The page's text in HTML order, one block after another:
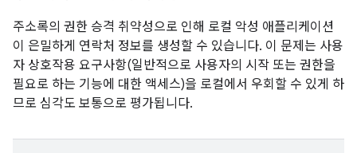
주소록의 권한 승격 취약성으로 인해 로컬 악성 애플리케이션
이 은밀하게 연락처 정보를 생성할 수 있습니다. 이 문제는 사용
자 상호작용 요구사항(일반적으로 사용자의 시작 또는 권한을
필요로 하는 기능에 대한 액세스)을 로컬에서 우회할 수 있게 하
므로 심각도 보통으로 평가됩니다.